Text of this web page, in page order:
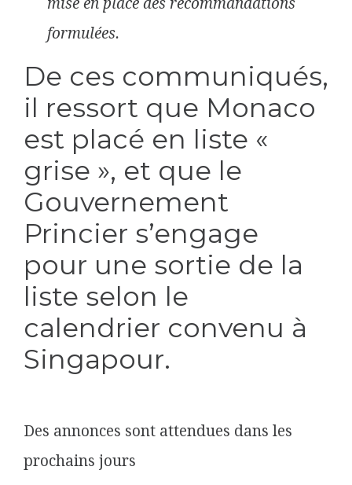
mise en place des recommandations
formulées.
De ces communiqués,
il ressort que Monaco
est placé en liste «
grise », et que le
Gouvernement
Princier s’engage
pour une sortie de la
liste selon le
calendrier convenu à
Singapour.
Des annonces sont attendues dans les
prochains jours